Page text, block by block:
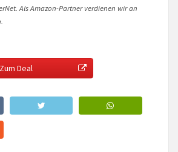
Als Amazon-Partner verdienen wir an
Zum Deal